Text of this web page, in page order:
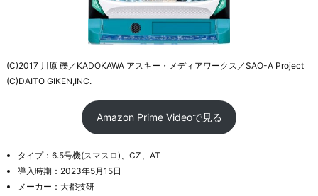
(C)2017 川原 礫／KADOKAWA アスキー・メディアワークス／SAO-A Project
(C)DAITO GIKEN,INC.
Amazon Prime Videoで見る
タイプ：6.5号機(スマスロ)、CZ、AT
導入時期：2023年5月15日
メーカー：大都技研